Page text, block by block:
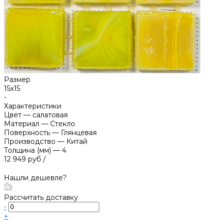
Размер
15х15
-
Характеристики
Цвет — салатовая
Материал — Стекло
Поверхность — Глянцевая
Производство — Китай
Толщина (мм) — 4
12 949 руб /
Нашли дешевле?
Рассчитать доставку
-
+